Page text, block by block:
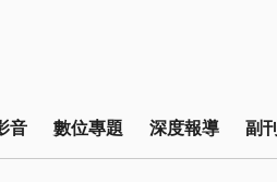
音 數位專題 深度報導 副刊